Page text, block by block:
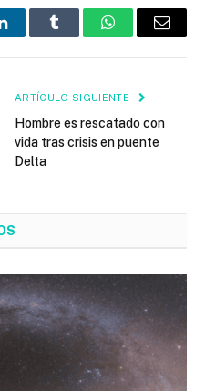
LinkedInTumblr WhatsAppEmail
ARTÍCULO SIGUIENTE
Hombre es rescatado con
vida tras crisis en puente
Delta